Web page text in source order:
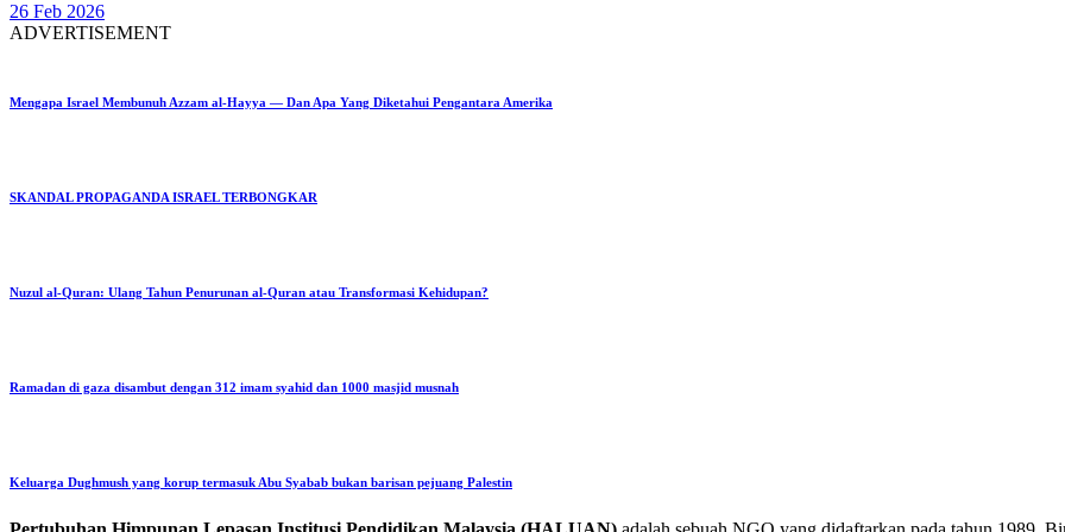
26 Feb 2026
ADVERTISEMENT
Mengapa Israel Membunuh Azzam al-Hayya — Dan Apa Yang Diketahui Pengantara Amerika
SKANDAL PROPAGANDA ISRAEL TERBONGKAR
Nuzul al-Quran: Ulang Tahun Penurunan al-Quran atau Transformasi Kehidupan?
Ramadan di gaza disambut dengan 312 imam syahid dan 1000 masjid musnah
Keluarga Dughmush yang korup termasuk Abu Syabab bukan barisan pejuang Palestin